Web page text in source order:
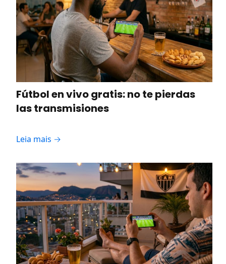
Fútbol en vivo gratis: no te pierdas
las transmisiones
Leia mais →